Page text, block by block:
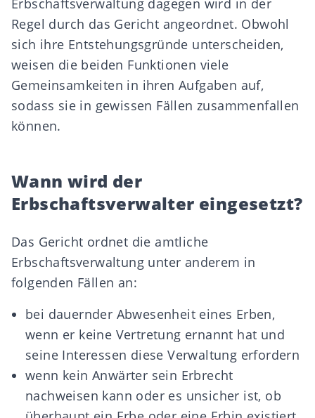
Erbschaftsverwaltung dagegen wird in der
Regel durch das Gericht angeordnet. Obwohl
sich ihre Entstehungsgründe unterscheiden,
weisen die beiden Funktionen viele
Gemeinsamkeiten in ihren Aufgaben auf,
sodass sie in gewissen Fällen zusammenfallen
können.
Wann wird der
Erbschaftsverwalter eingesetzt?
Das Gericht ordnet die amtliche
Erbschaftsverwaltung unter anderem in
folgenden Fällen an:
bei dauernder Abwesenheit eines Erben,
wenn er keine Vertretung ernannt hat und
seine Interessen diese Verwaltung erfordern
wenn kein Anwärter sein Erbrecht
nachweisen kann oder es unsicher ist, ob